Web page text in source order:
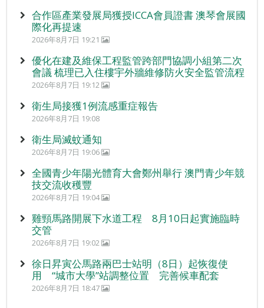
合作區產業發展局獲授ICCA會員證書 澳琴會展國
際化再提速
2026年8月7日 19:21
優化在建及維保工程監管跨部門協調小組第二次
會議 梳理已入住樓宇外牆維修防火安全監管流程
2026年8月7日 19:12
衛生局接獲1例流感重症報告
2026年8月7日 19:08
衛生局滅蚊通知
2026年8月7日 19:06
全國青少年陽光體育大會鄭州舉行 澳門青少年競
技交流收穫豐
2026年8月7日 19:04
雞頸馬路開展下水道工程 8月10日起實施臨時
交管
2026年8月7日 19:02
徐日昇寅公馬路兩巴士站明（8日）起恢復使
用 “城市大學”站調整位置 完善候車配套
2026年8月7日 18:47